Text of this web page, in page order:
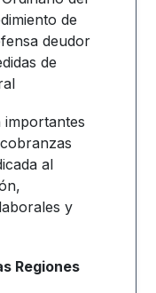
de
deudor
de
importantes
al
y
Regiones